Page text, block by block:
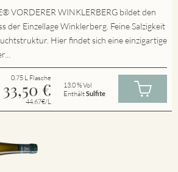
VORDERER WINKLERBERG bildet den
der Einzellage Winklerberg. Feine Salzigkeit
Hier findet sich eine einzigartige
0.75 L Flasche
33,50 €
44.67€/L
13.0 % Vol
EnthältSulfite